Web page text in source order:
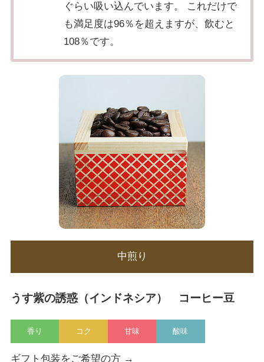
ぐらい吸い込んでいます。 これだけで
も満足度は96％を超えますが、飲むと
108％です。
中煎り
うす紫の誘惑（インドネシア） コーヒー豆
香り コク 甘味 酸味
ギフト包装をご希望の方 →